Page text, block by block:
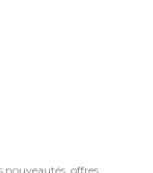
nouveautés, offres